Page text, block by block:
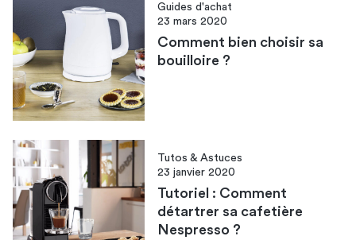
Guides d'achat
23 mars 2020
Comment bien choisir sa
bouilloire ?
Tutos & Astuces
23 janvier 2020
Tutoriel : Comment
détartrer sa cafetière
Nespresso ?